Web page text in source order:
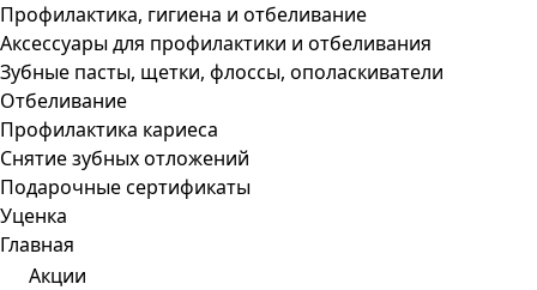
Профилактика, гигиена и отбеливание
Аксессуары для профилактики и отбеливания
Зубные пасты, щетки, флоссы, ополаскиватели
Отбеливание
Профилактика кариеса
Снятие зубных отложений
Подарочные сертификаты
Уценка
Главная
Акции